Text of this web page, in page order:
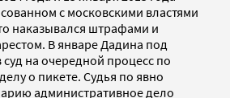
с московскими властями
наказывался штрафами и
В январе Дадина под
на очередной процесс по
о пикете. Судья по явно
административное дело